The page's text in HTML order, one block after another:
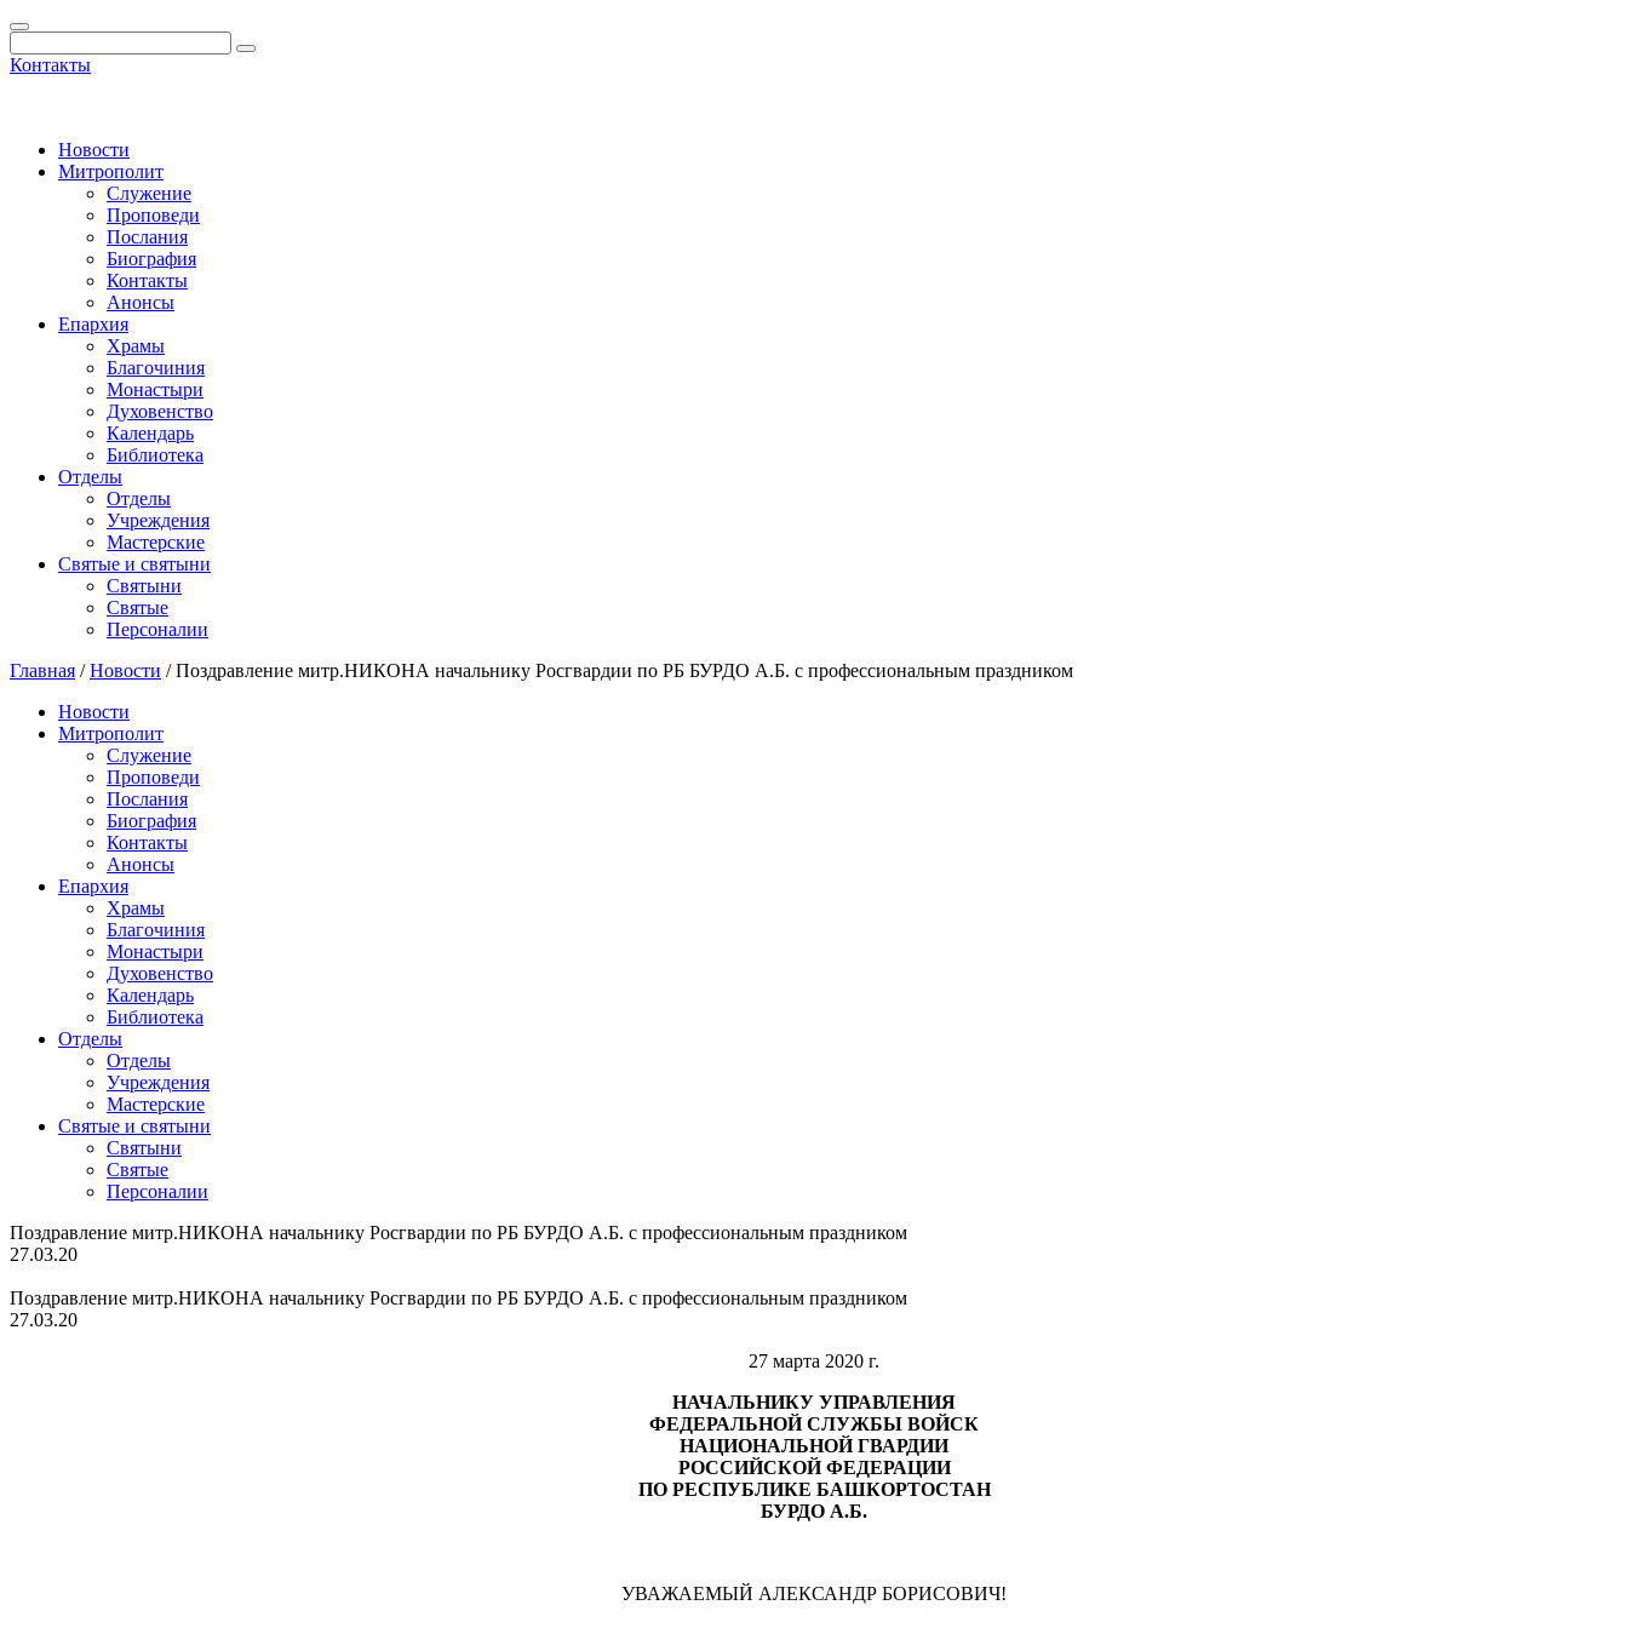
Контакты
Новости
Митрополит
Служение
Проповеди
Послания
Биография
Контакты
Анонсы
Епархия
Храмы
Благочиния
Монастыри
Духовенство
Календарь
Библиотека
Отделы
Отделы
Учреждения
Мастерские
Святые и святыни
Cвятыни
Cвятые
Персоналии
Главная /Новости /Поздравление митр.НИКОНА начальнику Росгвардии по РБ БУРДО А.Б. с профессиональным праздником
Новости
Митрополит
Служение
Проповеди
Послания
Биография
Контакты
Анонсы
Епархия
Храмы
Благочиния
Монастыри
Духовенство
Календарь
Библиотека
Отделы
Отделы
Учреждения
Мастерские
Святые и святыни
Cвятыни
Cвятые
Персоналии
Поздравление митр.НИКОНА начальнику Росгвардии по РБ БУРДО А.Б. с профессиональным праздником
27.03.20
Поздравление митр.НИКОНА начальнику Росгвардии по РБ БУРДО А.Б. с профессиональным праздником
27.03.20
27 марта 2020 г.
НАЧАЛЬНИКУ УПРАВЛЕНИЯ
ФЕДЕРАЛЬНОЙ СЛУЖБЫ ВОЙСК
НАЦИОНАЛЬНОЙ ГВАРДИИ
РОССИЙСКОЙ ФЕДЕРАЦИИ
ПО РЕСПУБЛИКЕ БАШКОРТОСТАН
БУРДО А.Б.
УВАЖАЕМЫЙ АЛЕКСАНДР БОРИСОВИЧ!